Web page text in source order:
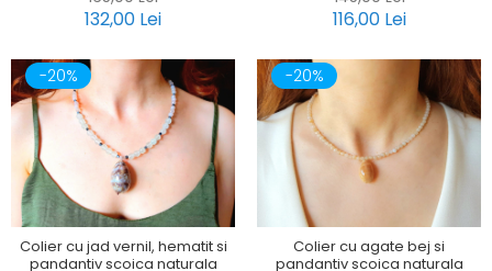
132,00 Lei 116,00 Lei
-20%
Colier cu jad vernil, hematit si
pandantiv scoica naturala
-20%
Colier cu agate bej si
pandantiv scoica naturala